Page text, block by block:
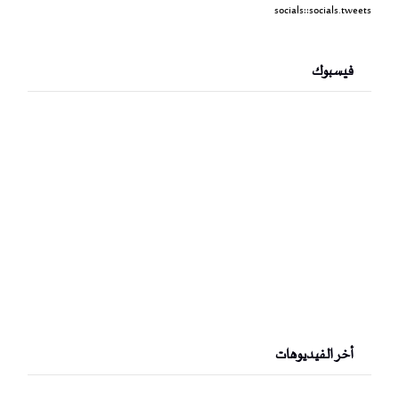
socials::socials.tweets
فيسبوك
أخر الفيديوهات